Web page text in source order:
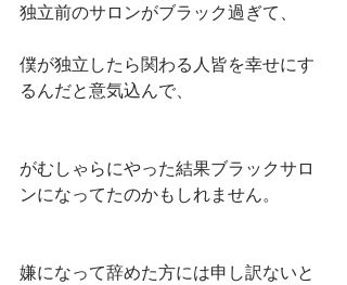
独立前のサロンがブラック過ぎて、
僕が独立したら関わる人皆を幸せにす
るんだと意気込んで、
がむしゃらにやった結果ブラックサロ
ンになってたのかもしれません。
嫌になって辞めた方には申し訳ないと